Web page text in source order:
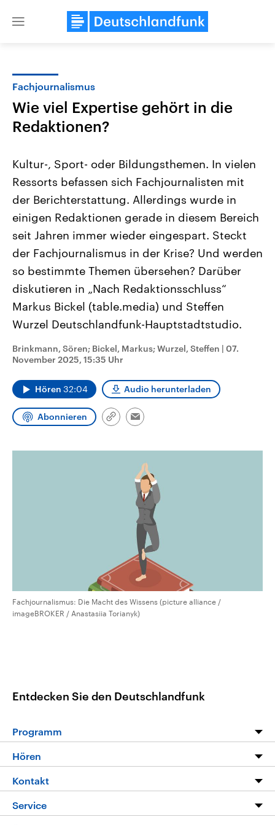
Close
Landtagswahl Sachsen-Anhalt
2026
Alle Informationen
September 2026 einen neuen
Bundesland von einer Koalition aus
CDU, SPD und FDP regiert.-
Umfragen, Prognosen,
Wahlprogramme, aktuelle Berichte
und Hintergründe zu den Parteien
und Kandidaten der anstehenden
Wahl.
USA
Aktuelle Beiträge,
Hintergründe
Wirtschaftlich und
gehören die Vereinigten
mit großem Einfluss auf
aktuelle Weltgeschehen.
Sendungen Programm Podcasts
Fachjournalismus
Wie viel Expertise gehört in die
Redaktionen?
Kultur-, Sport- oder Bildungsthemen. In vielen
Ressorts befassen sich Fachjournalisten mit
der Berichterstattung. Allerdings wurde in
einigen Redaktionen gerade in diesem Bereich
seit Jahren immer wieder eingespart. Steckt
der Fachjournalismus in der Krise? Und werden
so bestimmte Themen übersehen? Darüber
diskutieren in „Nach Redaktionsschluss“
Markus Bickel (table.media) und Steffen
Wurzel Deutschlandfunk-Hauptstadtstudio.
Brinkmann, Sören; Bickel, Markus; Wurzel, Steffen | 07.
November 2025, 15:35 Uhr
Hören 32:04 Audio herunterladen
Abonnieren
Link
Email
Fachjournalismus: Die Macht des Wissens (picture alliance /
imageBROKER / Anastasiia Torianyk)
Entdecken Sie den Deutschlandfunk
Programm
Programm
Die Nachrichten
Nachrichtenleicht
Hören
Livestream
Podcasts
Kontakt
Hörerservice
Service